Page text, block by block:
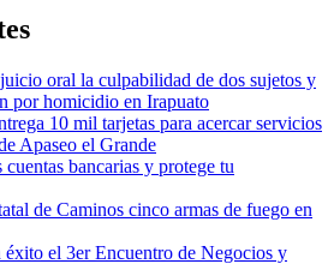
oral la culpabilidad de dos sujetos y
por homicidio en Irapuato
10 mil tarjetas para acercar servicios
Apaseo el Grande
bancarias y protege tu
de Caminos cinco armas de fuego en
éxito el 3er Encuentro de Negocios y